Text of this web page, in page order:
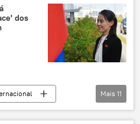
STF
Flávio Dino
dos
Norte
Mais 11